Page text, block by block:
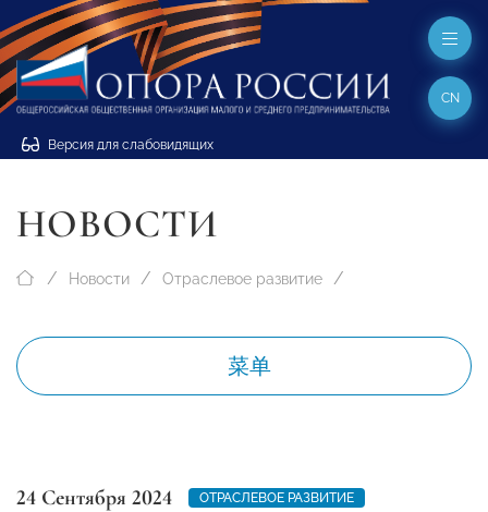
Версия для слабовидящих
CN
НОВОСТИ
Новости Отраслевое развитие
菜单
24 Сентября 2024
ОТРАСЛЕВОЕ РАЗВИТИЕ